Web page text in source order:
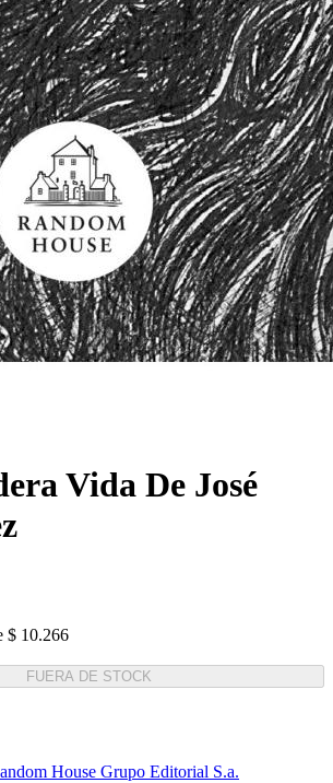
Vida De José
$ 10.266
FUERA DE STOCK
House Grupo Editorial S.a.